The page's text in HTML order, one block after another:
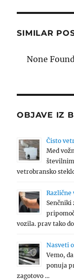
SIMILAR
None Found
OBJAVE IZ
Čisto
Med
vetrobransko
Različne
Senčniki
vozila. prav tako
Nasveti
Vemo,
ponuja
zagotovo …